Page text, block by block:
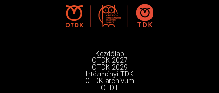
Kezdőlap
OTDK 2027
OTDK 2029
Intézményi TDK
OTDK archívum
OTDT